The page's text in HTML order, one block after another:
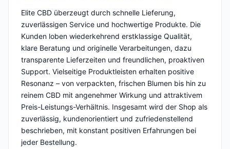
Elite CBD überzeugt durch schnelle Lieferung,
zuverlässigen Service und hochwertige Produkte. Die
Kunden loben wiederkehrend erstklassige Qualität,
klare Beratung und originelle Verarbeitungen, dazu
transparente Lieferzeiten und freundlichen, proaktiven
Support. Vielseitige Produktleisten erhalten positive
Resonanz – von verpackten, frischen Blumen bis hin zu
reinem CBD mit angenehmer Wirkung und attraktivem
Preis-Leistungs-Verhältnis. Insgesamt wird der Shop als
zuverlässig, kundenorientiert und zufriedenstellend
beschrieben, mit konstant positiven Erfahrungen bei
jeder Bestellung.